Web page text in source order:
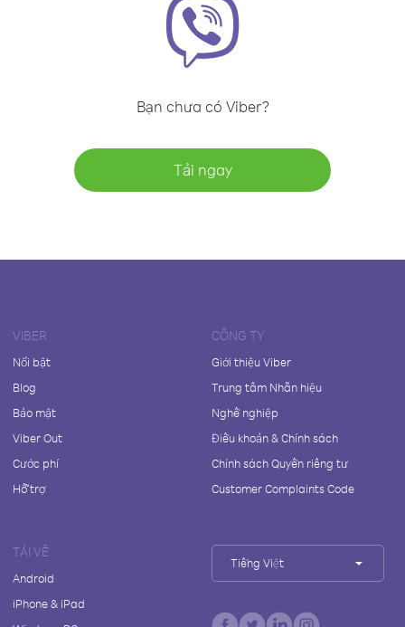
Bạn chưa có Viber?
Tải ngay
VIBER
Nổi bật
Blog
Bảo mật
Viber Out
Cước phí
Hỗ trợ
CÔNG TY
Giới thiệu Viber
Trung tâm Nhãn hiệu
Nghề nghiệp
Điều khoản & Chính sách
Chính sách Quyền riêng tư
Customer Complaints Code
TẢI VỀ
Android
iPhone & iPad
Tiếng Việt